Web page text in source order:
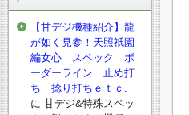
【甘デジ機種紹介】龍
が如く見参！天照祇園
編女心 スペック ボ
ーダーライン 止め打
ち 捻り打ちｅｔｃ.
に 甘デジ&特殊スペッ